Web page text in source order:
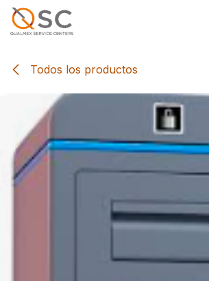
Ir al contenido
Todos los productos